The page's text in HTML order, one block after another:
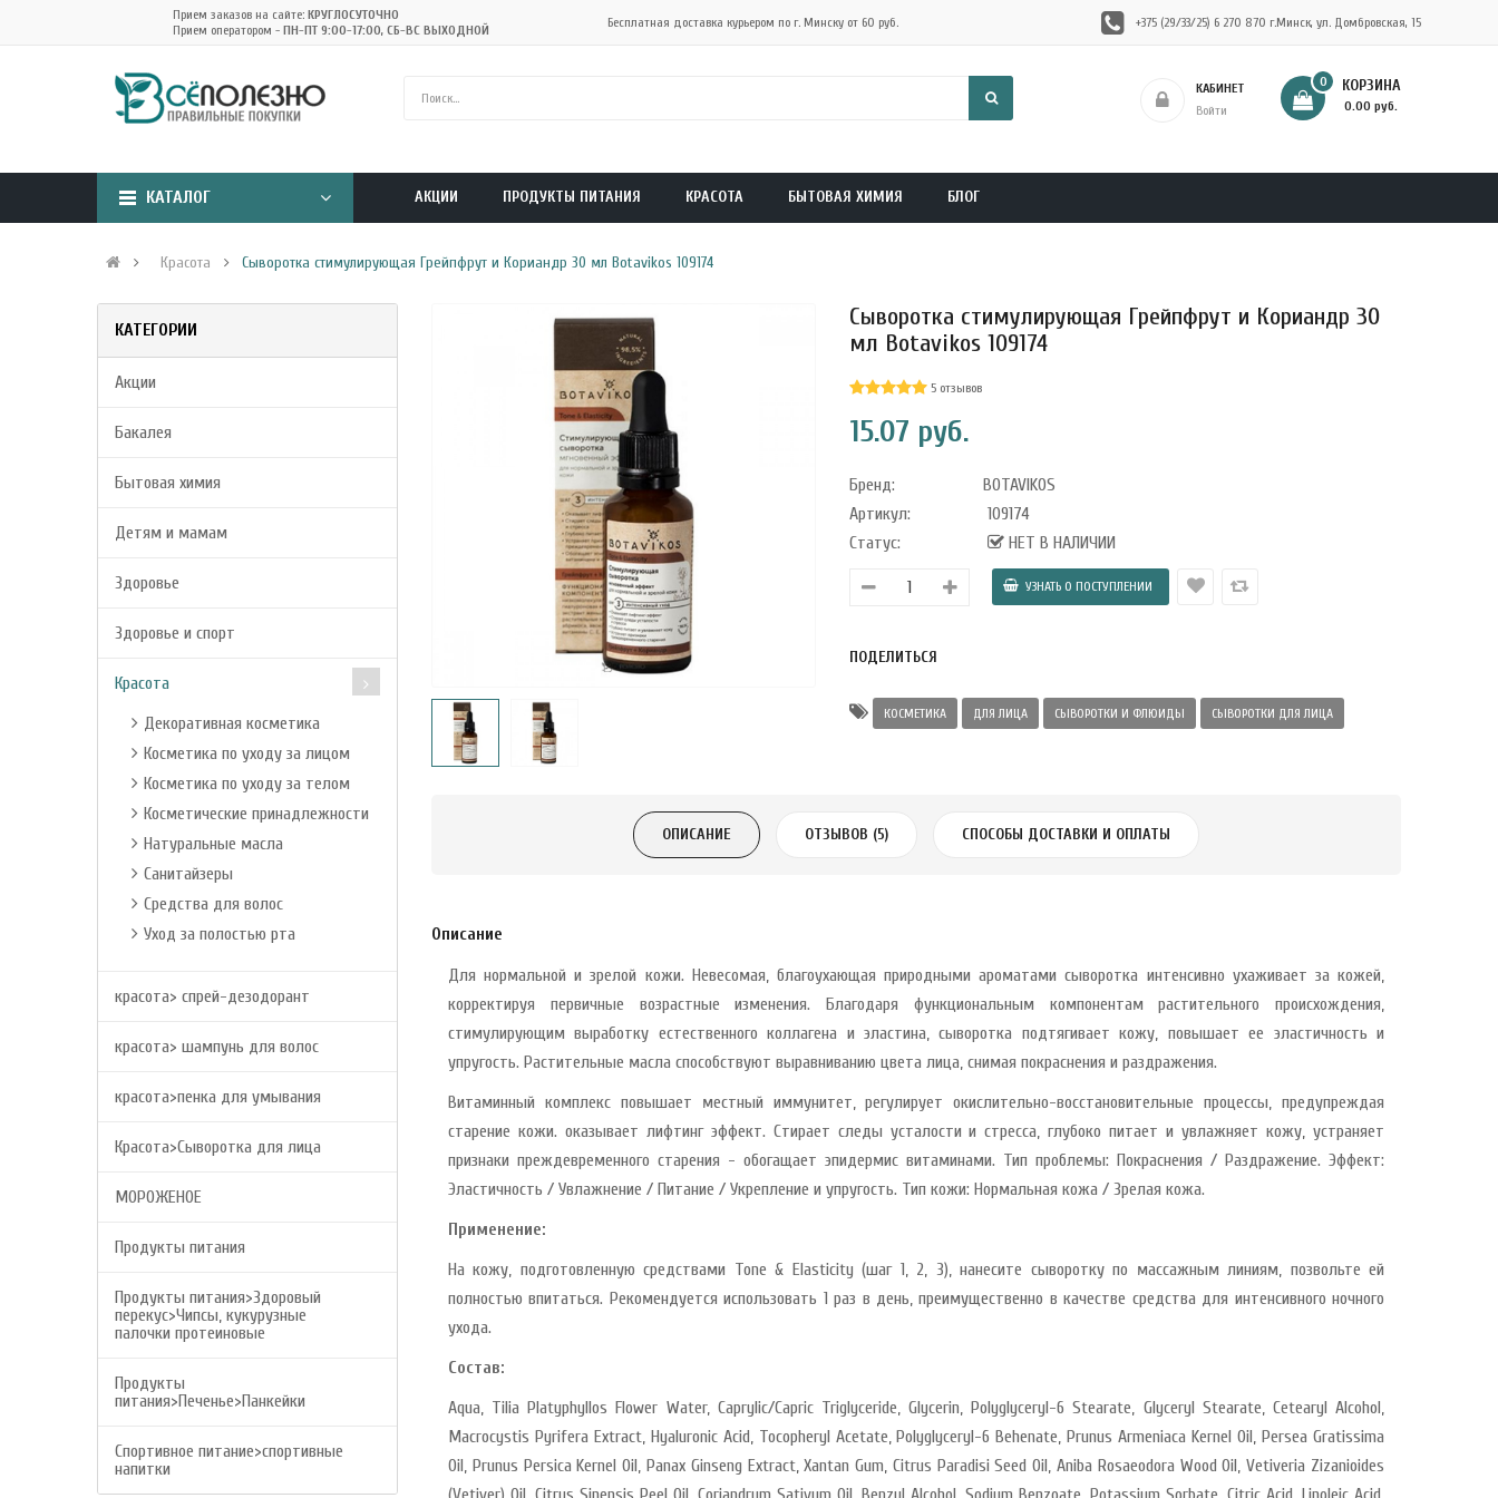
Прием заказов на сайте: КРУГЛОСУТОЧНО
Прием оператором - ПН-ПТ 9:00-17:00, СБ-ВС ВЫХОДНОЙ Бесплатная доставка курьером по г. Минску от 60 руб. +375 (29/33/25) 6 270 870 г.Минск, ул. Домбровская, 15
КОРЗИНА
0
- 0.00 руб.
КАБИНЕТ
Войти
КАТАЛОГ АКЦИИ ПРОДУКТЫ ПИТАНИЯ КРАСОТА БЫТОВАЯ ХИМИЯ БЛОГ
Красота Сыворотка стимулирующая Грейпфрут и Кориандр 30 мл Botavikos 109174
КАТЕГОРИИ
Акции
Бакалея
Бытовая химия
Детям и мамам
Здоровье
Здоровье и спорт
Красота
Декоративная косметика
Косметика по уходу за лицом
Косметика по уходу за телом
Косметические принадлежности
Натуральные масла
Санитайзеры
Средства для волос
Уход за полостью рта
красота> спрей-дезодорант
красота> шампунь для волос
красота>пенка для умывания
Красота>Сыворотка для лица
МОРОЖЕНОЕ
Продукты питания
Продукты питания>Здоровый
перекус>Чипсы, кукурузные
палочки протеиновые
Продукты
питания>Печенье>Панкейки
Спортивное питание>спортивные
напитки
Сыворотка стимулирующая Грейпфрут и Кориандр 30
мл Botavikos 109174
5 отзывов
15.07 руб.
Бренд:
BOTAVIKOS
Артикул:
109174
Статус:
НЕТ В НАЛИЧИИ
ПОДЕЛИТЬСЯ
КОСМЕТИКА ДЛЯ ЛИЦА СЫВОРОТКИ И ФЛЮИДЫ СЫВОРОТКИ ДЛЯ ЛИЦА
ОПИСАНИЕ ОТЗЫВОВ (5) СПОСОБЫ ДОСТАВКИ И ОПЛАТЫ
Описание
Для нормальной и зрелой кожи. Невесомая, благоухающая природными ароматами сыворотка интенсивно ухаживает за кожей,
корректируя первичные возрастные изменения. Благодаря функциональным компонентам растительного происхождения,
стимулирующим выработку естественного коллагена и эластина, сыворотка подтягивает кожу, повышает ее эластичность и
упругость. Растительные масла способствуют выравниванию цвета лица, снимая покраснения и раздражения.
Витаминный комплекс повышает местный иммунитет, регулирует окислительно-восстановительные процессы, предупреждая
старение кожи. оказывает лифтинг эффект. Стирает следы усталости и стресса, глубоко питает и увлажняет кожу, устраняет
признаки преждевременного старения - обогащает эпидермис витаминами. Тип проблемы: Покраснения / Раздражение. Эффект:
Эластичность / Увлажнение / Питание / Укрепление и упругость. Тип кожи: Нормальная кожа / Зрелая кожа.
Применение:
На кожу, подготовленную средствами Tone & Elasticity (шаг 1, 2, 3), нанесите сыворотку по массажным линиям, позвольте ей
полностью впитаться. Рекомендуется использовать 1 раз в день, преимущественно в качестве средства для интенсивного ночного
ухода.
Состав:
Aqua, Tilia Platyphyllos Flower Water, Caprylic/Capric Triglyceride, Glycerin, Polyglyceryl-6 Stearate, Glyceryl Stearate, Cetearyl Alcohol,
Macrocystis Pyrifera Extract, Hyaluronic Acid, Tocopheryl Acetate, Polyglyceryl-6 Behenate, Prunus Armeniaca Kernel Oil, Persea Gratissima
Oil, Prunus Persica Kernel Oil, Panax Ginseng Extract, Xantan Gum, Citrus Paradisi Seed Oil, Aniba Rosaeodora Wood Oil, Vetiveria Zizanioides